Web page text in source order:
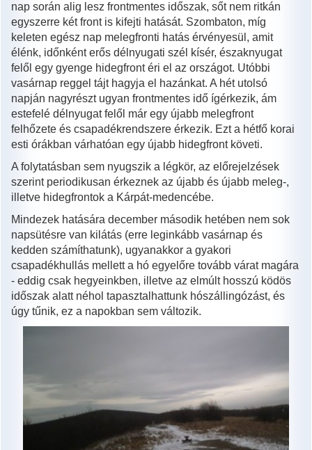
nap során alig lesz frontmentes időszak, sőt nem ritkán
egyszerre két front is kifejti hatását. Szombaton, míg
keleten egész nap melegfronti hatás érvényesül, amit
élénk, időnként erős délnyugati szél kísér, északnyugat
felől egy gyenge hidegfront éri el az országot. Utóbbi
vasárnap reggel tájt hagyja el hazánkat. A hét utolsó
napján nagyrészt ugyan frontmentes idő ígérkezik, ám
estefelé délnyugat felől már egy újabb melegfront
felhőzete és csapadékrendszere érkezik. Ezt a hétfő korai
esti órákban várhatóan egy újabb hidegfront követi.
A folytatásban sem nyugszik a légkör, az előrejelzések
szerint periodikusan érkeznek az újabb és újabb meleg-,
illetve hidegfrontok a Kárpát-medencébe.
Mindezek hatására december második hetében nem sok
napsütésre van kilátás (erre leginkább vasárnap és
kedden számíthatunk), ugyanakkor a gyakori
csapadékhullás mellett a hó egyelőre tovább várat magára
- eddig csak hegyeinkben, illetve az elmúlt hosszú ködös
időszak alatt néhol tapasztalhattunk hószállingózást, és
úgy tűnik, ez a napokban sem változik.